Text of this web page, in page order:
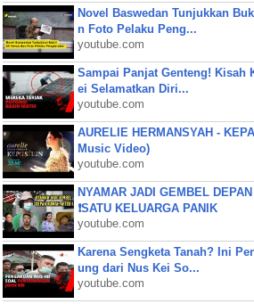
Novel Baswedan Tunjukkan
n Foto Pelaku Peng...
youtube.com
Sampai Panjat Genteng! Kisah
ei Selamatkan Diri...
youtube.com
AURELIE HERMANSYAH -
Music Video)
youtube.com
NYAMAR JADI GEMBEL
❗SATU KELUARGA PANIK
youtube.com
Karena Sengketa Tanah? Ini
ung dari Nus Kei So...
youtube.com